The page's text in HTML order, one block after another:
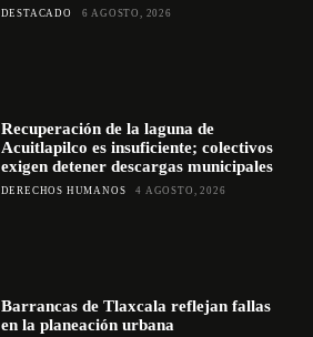
DESTACADO 6 AGOSTO, 2026
Recuperación de la laguna de
Acuitlapilco es insuficiente; colectivos
exigen detener descargas municipales
DERECHOS HUMANOS 4 AGOSTO, 2026
Barrancas de Tlaxcala reflejan fallas
en la planeación urbana